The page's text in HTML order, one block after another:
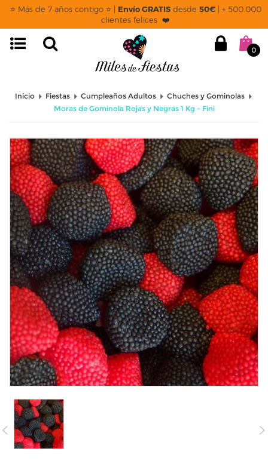
⭐ Más de 7 años contigo ⭐ | Envío GRATISdesde 50€| + 500.000
clientes felices ❤️
0
Inicio Fiestas Cumpleaños Adultos
Chuches y Gominolas
Moras de Gominola Rojas y Negras 1 Kg - Fini